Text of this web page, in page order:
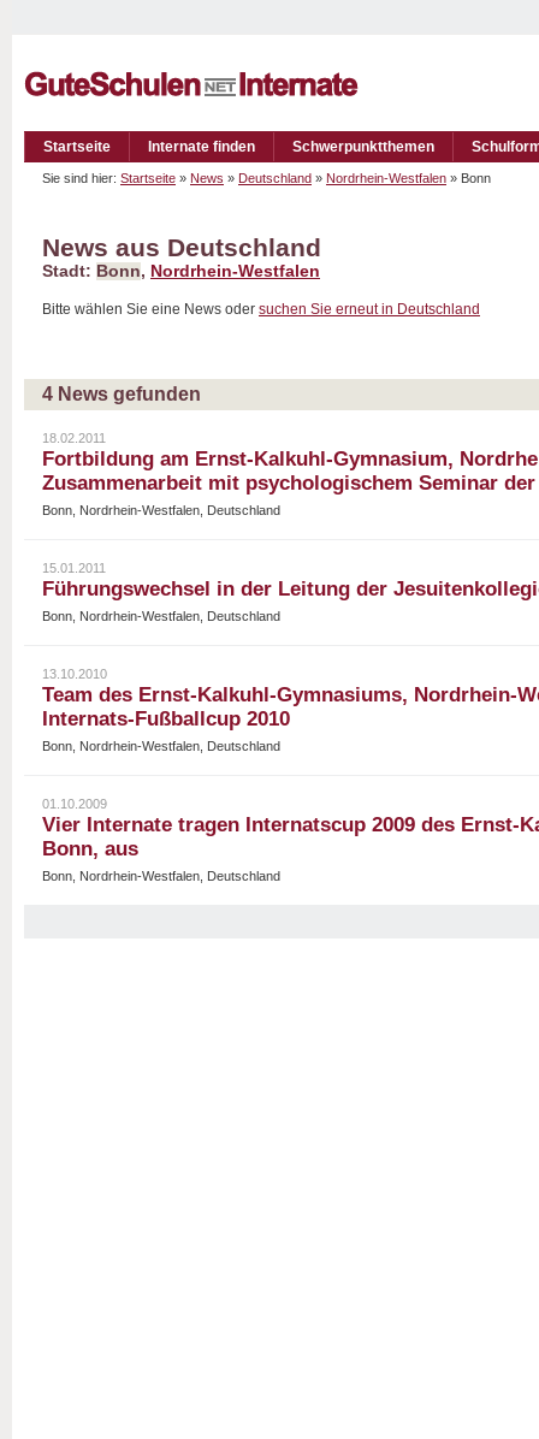
Startseite Internate finden Schwerpunktthemen
Sie sind hier: Startseite » News » Deutschland » Nordrhein-Westfalen » Bonn
News aus Deutschland
Stadt: Bonn, Nordrhein-Westfalen
Bitte wählen Sie eine News oder suchen Sie erneut in Deutschland
4 News gefunden
18.02.2011
Fortbildung am Ernst-Kalkuhl-Gymnasium,
Zusammenarbeit mit psychologischem Seminar
Bonn, Nordrhein-Westfalen, Deutschland
15.01.2011
Führungswechsel in der Leitung der
Bonn, Nordrhein-Westfalen, Deutschland
13.10.2010
Team des Ernst-Kalkuhl-Gymnasiums, Nordrhein-
Internats-Fußballcup 2010
Bonn, Nordrhein-Westfalen, Deutschland
01.10.2009
Vier Internate tragen Internatscup 2009 des Ernst-
Bonn, aus
Bonn, Nordrhein-Westfalen, Deutschland